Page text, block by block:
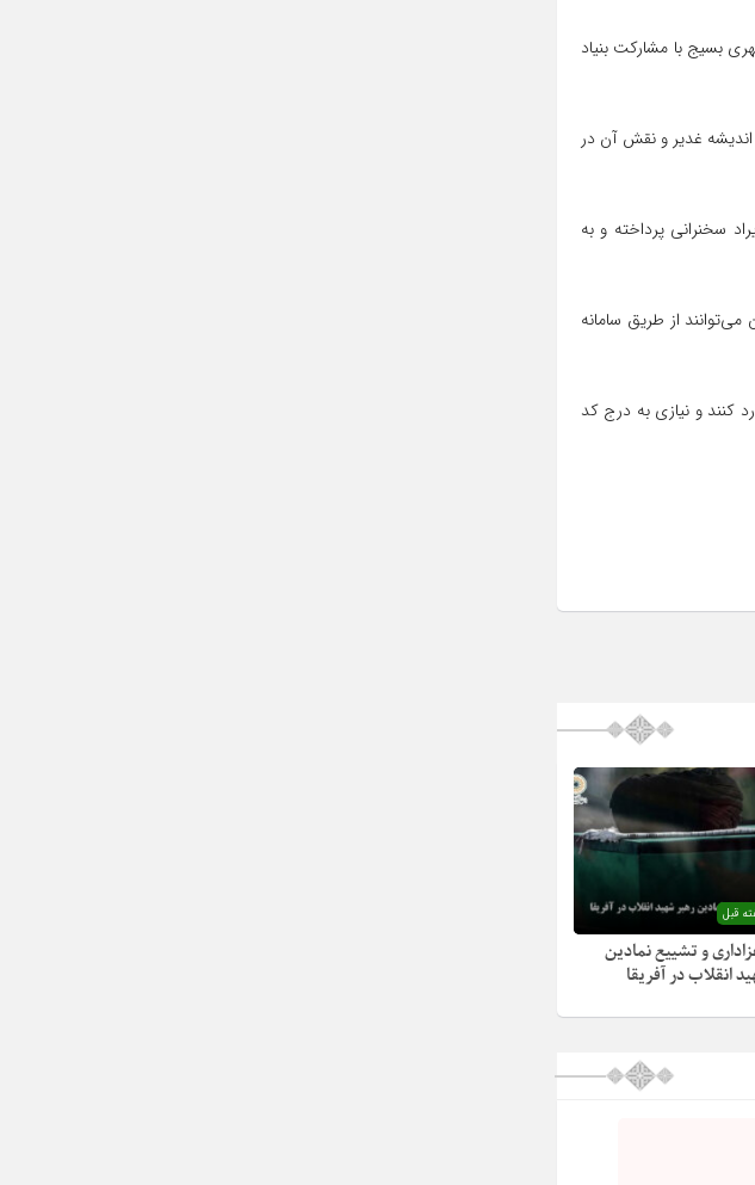
بسیج با مشارکت بنیاد
ابعاد مختلف اندیشه غدیر و نقش آن در
سخنرانی پرداخته و به
از طریق سامانه
کنند و نیازی به درج کد
و تشییع نمادین
انقلاب در آفریقا